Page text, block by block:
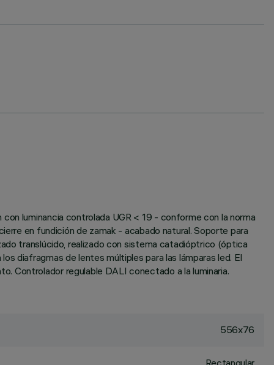
luminancia controlada UGR < 19 - conforme con la norma
en fundición de zamak - acabado natural. Soporte para
translúcido, realizado con sistema catadióptrico (óptica
diafragmas de lentes múltiples para las lámparas led. El
Controlador regulable DALI conectado a la luminaria.
556x76
Rectangular